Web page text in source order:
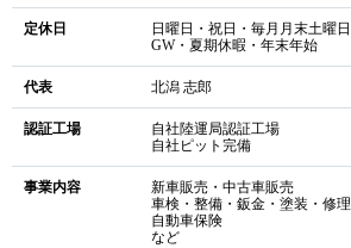
定休日
日曜日・祝日・毎月月末土曜日
GW・夏期休暇・年末年始
代表 北潟 志郎
認証工場
自社陸運局認証工場
自社ピット完備
事業内容
新車販売・中古車販売
車検・整備・鈑金・塗装・修理
自動車保険
など